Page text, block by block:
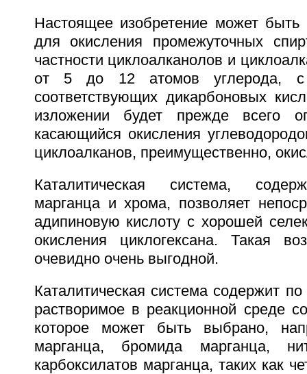
Настоящее изобретение может быть
для окисления промежуточных
частности циклоалканолов и
от 5 до 12 атомов углерода, с
соответствующих дикарбоновых
изложении будет прежде всего
касающийся окисления
циклоалканов, преимущественно,
Каталитическая система,
марганца и хрома, позволяет
адипиновую кислоту с хорошей
окисления циклогексана. Такая
очевидно очень выгодной.
Каталитическая система содержит
растворимое в реакционной среде
которое может быть выбрано,
марганца, бромида марганца,
карбоксилатов марганца, таких как